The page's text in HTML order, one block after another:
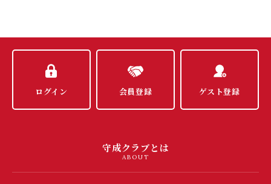
ログイン 会員登録 ゲスト登録
守成クラブとは
ABOUT